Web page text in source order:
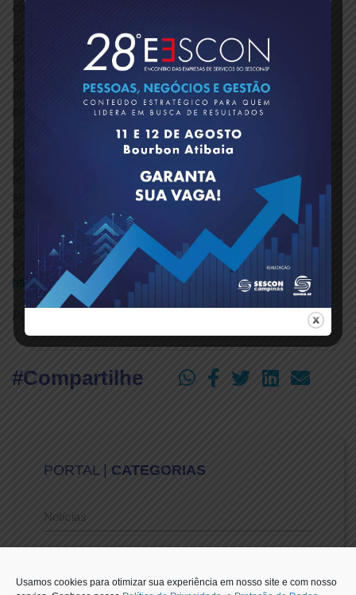
Usamos cookies para otimizar sua experiência em nosso site e com nosso
como comércio e serviços.
Em reportagem publicada pelo UOL Economia, no último
dia 30 de maio, o Presidente do Sescon-SP, Antonio
Carlos Santos, chamou atenção para os impactos que a
proposta poderá gerar sobre o setor de serviços,
principalmente para micro e pequenas empresas.
Durante a matéria, Antonio Carlos destacou que atividades
restaurantes, hotéis, limpeza, portaria e diversos
segmentos de prestação de serviços, poderão enfrentar
desafios relevantes na reorganização de escalas e na
absorção de novos custos trabalhistas.
Confira a reportagem completa acessando o link:
https://acesse.one/zecp8ft
Publicado em: 01/06/2026
#Compartilhe
PORTAL | CATEGORIAS
Notícias